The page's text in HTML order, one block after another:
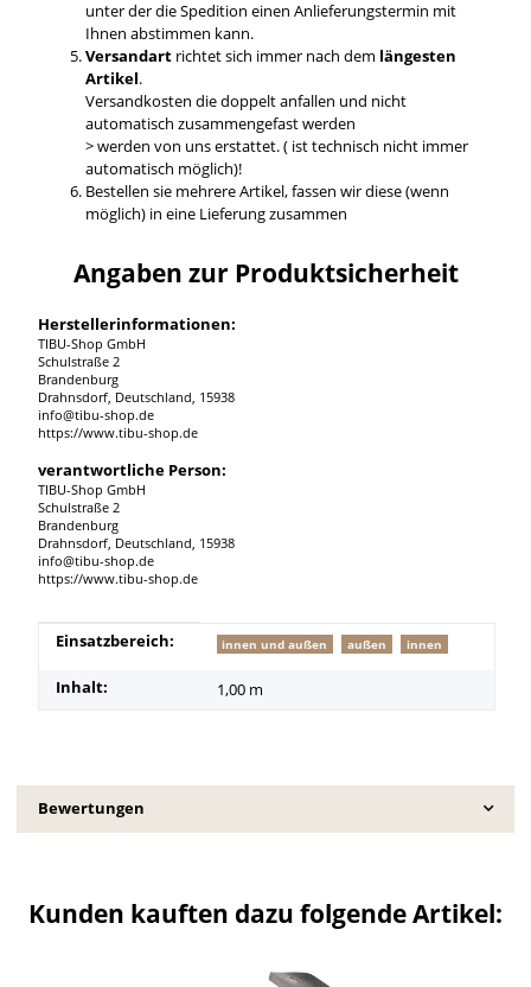
unter der die Spedition einen Anlieferungstermin mit
Ihnen abstimmen kann.
Versandartrichtet sich immer nach dem längesten
Artikel.
Versandkosten die doppelt anfallen und nicht
automatisch zusammengefast werden
> werden von uns erstattet. ( ist technisch nicht immer
automatisch möglich)!
Bestellen sie mehrere Artikel, fassen wir diese (wenn
möglich) in eine Lieferung zusammen
Angaben zur Produktsicherheit
Herstellerinformationen:
TIBU-Shop GmbH
Schulstraße 2
Brandenburg
Drahnsdorf, Deutschland, 15938
info@tibu-shop.de
https://www.tibu-shop.de
verantwortliche Person:
TIBU-Shop GmbH
Schulstraße 2
Brandenburg
Drahnsdorf, Deutschland, 15938
info@tibu-shop.de
https://www.tibu-shop.de
Produkteigenschaft
Wert
Einsatzbereich: innen und außen außen innen
Inhalt: 1,00 m
Bewertungen
Kunden kauften dazu folgende Artikel: